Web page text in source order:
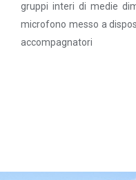
gruppi interi di medie
microfono messo a
accompagnatori